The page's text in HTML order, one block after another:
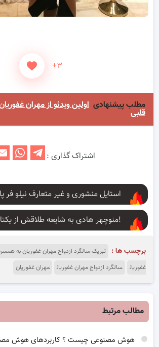
+۳
مطلب پیشنهادی اولین ویدئو از مهران
قلبی
اشتراک گذاری :
استایل منشوری و غیر متعارف نیلو فر
منوچهر هادی به شایعه طلاقش از یکتا ناصر پاسخ داد!
برچسب ها : تبریک سالگرد ازدواج مهران غفوریان به
غفوریان
سالگرد ازدواج مهران غفوریان مهران غفوریان
مطالب مرتبط
هوش مصنوعی چیست ؟ کاربردهای هوش